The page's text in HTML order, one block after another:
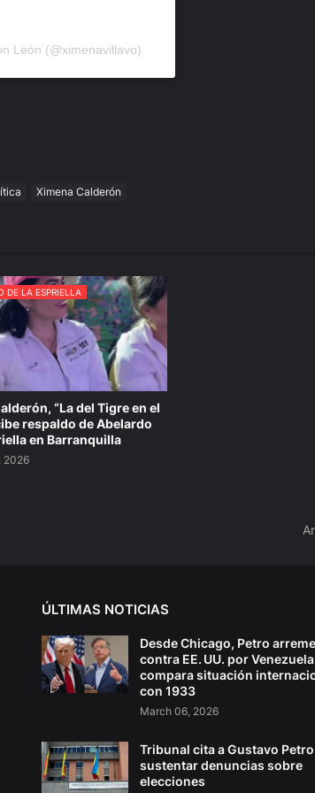
León (@ximenavillavo)
Ximena Calderón
DE LA ESPRIELLA
“La del Tigre en el
respaldo de Abelardo
en Barranquilla
2026
ÚLTIMAS NOTICIAS
Desde Chicago, Petro
contra EE. UU. por
compara situación
con 1933
March 06, 2026
Tribunal cita a Gustavo
sustentar denuncias sobre
elecciones